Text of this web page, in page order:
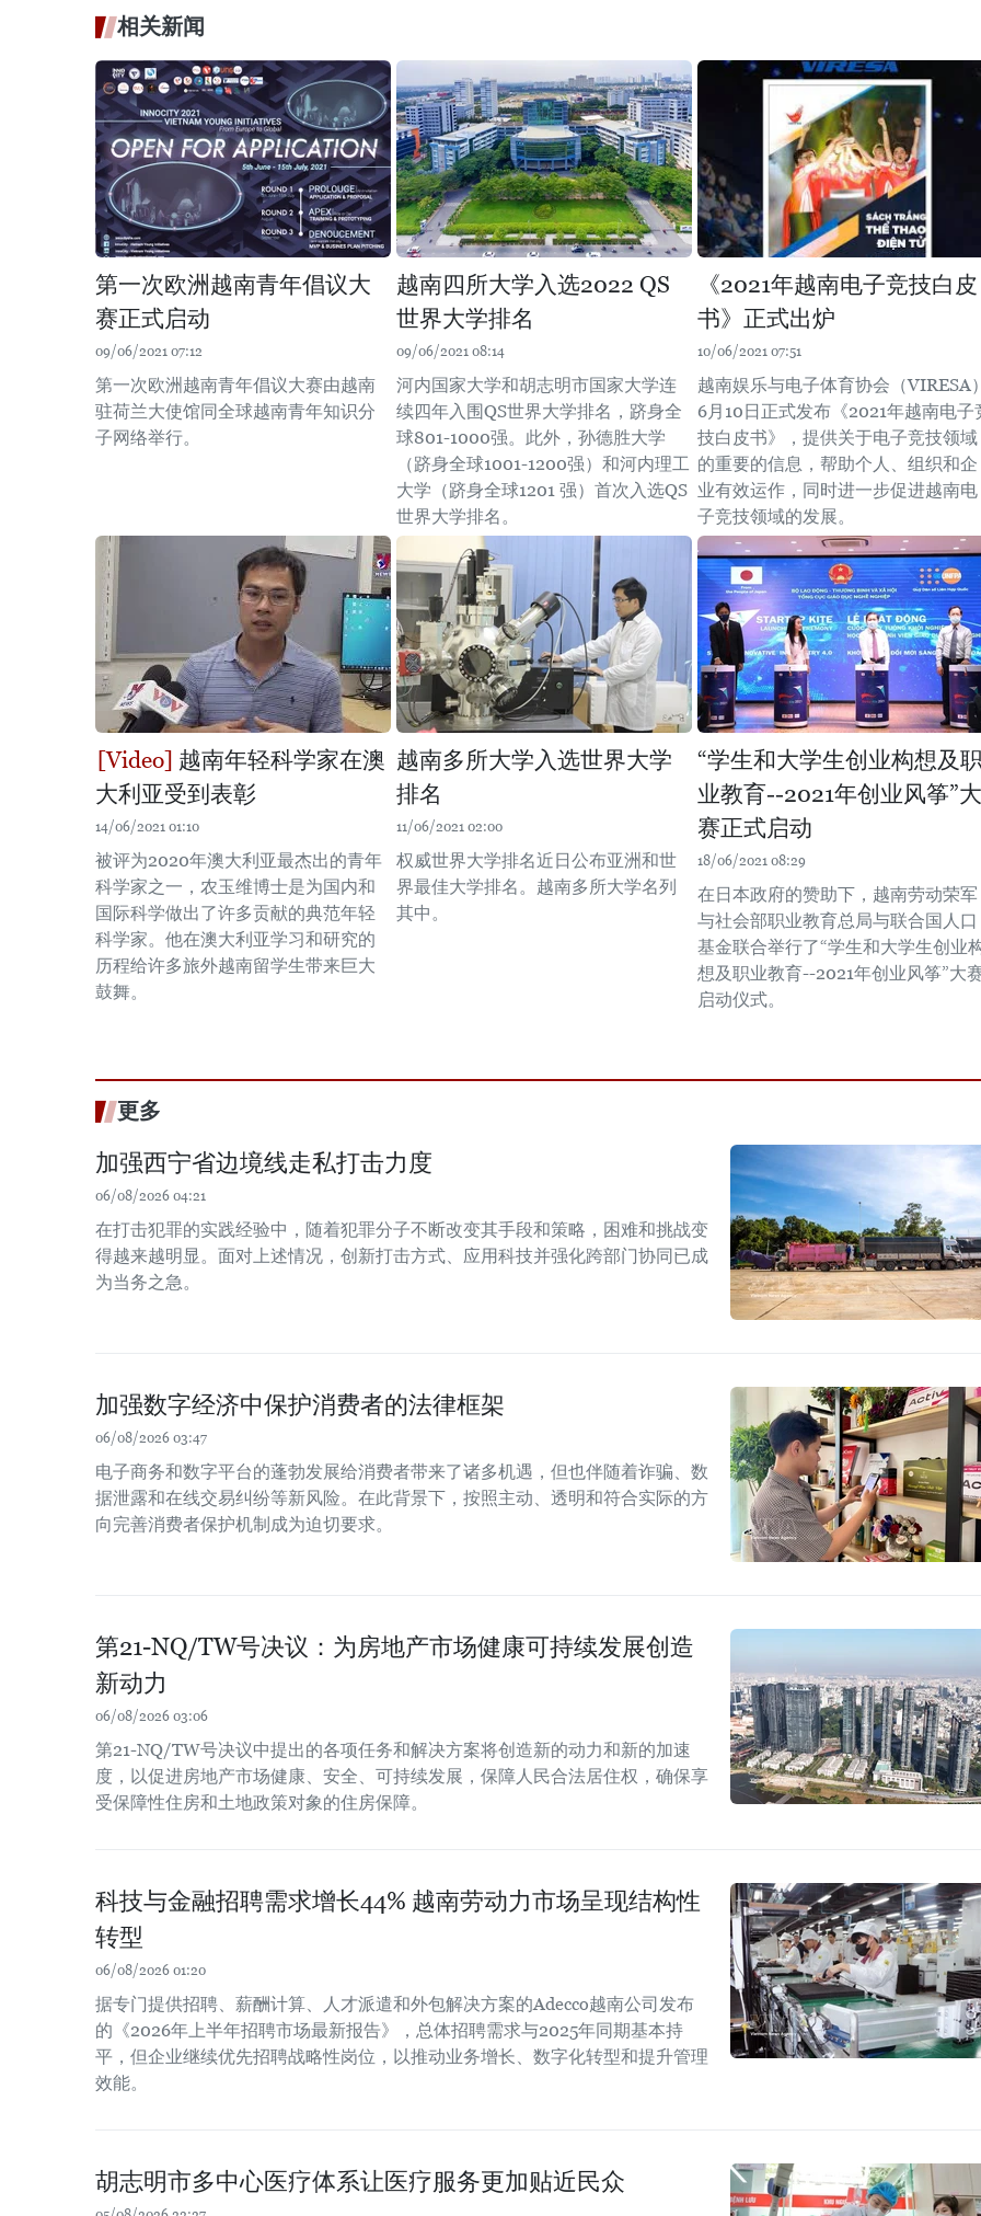
相关新闻
第一次欧洲越南青年倡议大
赛正式启动
09/06/2021 07:12
第一次欧洲越南青年倡议大赛由越南
驻荷兰大使馆同全球越南青年知识分
子网络举行。
越南四所大学入选2022 QS
世界大学排名
09/06/2021 08:14
河内国家大学和胡志明市国家大学连
续四年入围QS世界大学排名，跻身全
球801-1000强。此外，孙德胜大学
（跻身全球1001-1200强）和河内理工
大学（跻身全球1201 强）首次入选QS
世界大学排名。
《2021年越南电子竞技白皮
书》正式出炉
10/06/2021 07:51
越南娱乐与电子体育协会（VIRESA）
6月10日正式发布《2021年越南电子
技白皮书》，提供关于电子竞技领域
的重要的信息，帮助个人、组织和企
业有效运作，同时进一步促进越南电
子竞技领域的发展。
越南年轻科学家在澳
大利亚受到表彰
14/06/2021 01:10
被评为2020年澳大利亚最杰出的青年
科学家之一，农玉维博士是为国内和
国际科学做出了许多贡献的典范年轻
科学家。他在澳大利亚学习和研究的
历程给许多旅外越南留学生带来巨大
鼓舞。
越南多所大学入选世界大学
排名
11/06/2021 02:00
权威世界大学排名近日公布亚洲和世
界最佳大学排名。越南多所大学名列
其中。
“学生和大学生创业构想及职
业教育--2021年创业风筝”大
赛正式启动
18/06/2021 08:29
在日本政府的赞助下，越南劳动荣军
与社会部职业教育总局与联合国人口
基金联合举行了“学生和大学生创业
想及职业教育--2021年创业风筝”大
启动仪式。
更多
加强西宁省边境线走私打击力度
06/08/2026 04:21
在打击犯罪的实践经验中，随着犯罪分子不断改变其手段和策略，困难和挑战变
得越来越明显。面对上述情况，创新打击方式、应用科技并强化跨部门协同已成
为当务之急。
加强数字经济中保护消费者的法律框架
06/08/2026 03:47
电子商务和数字平台的蓬勃发展给消费者带来了诸多机遇，但也伴随着诈骗、数
据泄露和在线交易纠纷等新风险。在此背景下，按照主动、透明和符合实际的方
向完善消费者保护机制成为迫切要求。
第21-NQ/TW号决议：为房地产市场健康可持续发展创造
新动力
06/08/2026 03:06
第21-NQ/TW号决议中提出的各项任务和解决方案将创造新的动力和新的加速
度，以促进房地产市场健康、安全、可持续发展，保障人民合法居住权，确保享
受保障性住房和土地政策对象的住房保障。
科技与金融招聘需求增长44% 越南劳动力市场呈现结构性
转型
06/08/2026 01:20
据专门提供招聘、薪酬计算、人才派遣和外包解决方案的Adecco越南公司发布
的《2026年上半年招聘市场最新报告》，总体招聘需求与2025年同期基本持
平，但企业继续优先招聘战略性岗位，以推动业务增长、数字化转型和提升管理
效能。
胡志明市多中心医疗体系让医疗服务更加贴近民众